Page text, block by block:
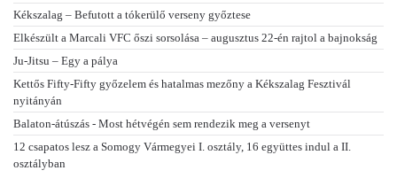
Kékszalag – Befutott a tókerülő verseny győztese
Elkészült a Marcali VFC őszi sorsolása – augusztus 22-én rajtol a bajnokság
Ju-Jitsu – Egy a pálya
Kettős Fifty-Fifty győzelem és hatalmas mezőny a Kékszalag Fesztivál
nyitányán
Balaton-átúszás - Most hétvégén sem rendezik meg a versenyt
12 csapatos lesz a Somogy Vármegyei I. osztály, 16 együttes indul a II.
osztályban